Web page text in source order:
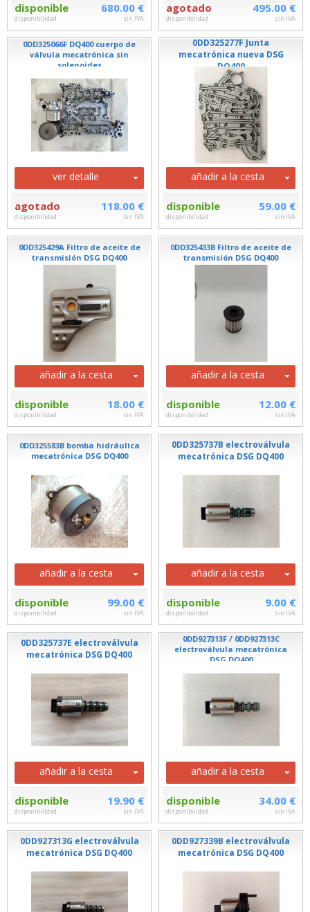
disponible
disponibilidad
680.00 €
sin IVA
agotado
disponibilidad
495.00 €
sin IVA
0DD325066F DQ400 cuerpo de
válvula mecatrónica sin
solenoides
ver detalle
agotado
disponibilidad
118.00 €
sin IVA
0DD325277F Junta
mecatrónica nueva DSG
DQ400
añadir a la cesta
disponible
disponibilidad
59.00 €
sin IVA
0DD325429A Filtro de aceite de
transmisión DSG DQ400
añadir a la cesta
disponible
disponibilidad
18.00 €
sin IVA
0DD325433B Filtro de aceite de
transmisión DSG DQ400
añadir a la cesta
disponible
disponibilidad
12.00 €
sin IVA
0DD325583B bomba hidráulica
mecatrónica DSG DQ400
añadir a la cesta
disponible
disponibilidad
99.00 €
sin IVA
0DD325737B electroválvula
mecatrónica DSG DQ400
añadir a la cesta
disponible
disponibilidad
9.00 €
sin IVA
0DD325737E electroválvula
mecatrónica DSG DQ400
añadir a la cesta
disponible
disponibilidad
19.90 €
sin IVA
0DD927313F / 0DD927313C
electroválvula mecatrónica
DSG DQ400
añadir a la cesta
disponible
disponibilidad
34.00 €
sin IVA
0DD927313G electroválvula
mecatrónica DSG DQ400
0DD927339B electroválvula
mecatrónica DSG DQ400